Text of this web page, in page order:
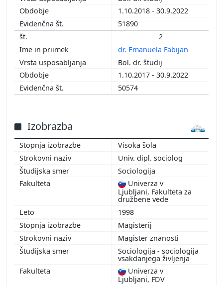
1.10.2018 - 30.9.2022
51890
2
dr. Emanuela Fabijan
Bol. dr. študij
1.10.2017 - 30.9.2022
50574
Izobrazba
Visoka šola
Univ. dipl. sociolog
Sociologija
Univerza v
Ljubljani, Fakulteta za
družbene vede
1998
Magisterij
Magister znanosti
Sociologija - sociologija
vsakdanjega življenja
Univerza v
Ljubljani, FDV